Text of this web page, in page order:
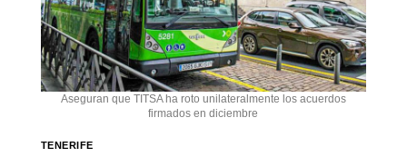
Aseguran que TITSA ha roto unilateralmente los acuerdos
firmados en diciembre
TENERIFE